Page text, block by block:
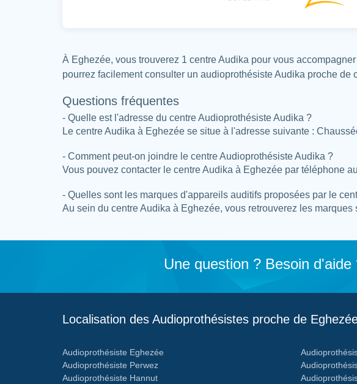
À Eghezée, vous trouverez 1 centre Audika pour vous
pourrez facilement consulter un audioprothésiste Audika proche de
Questions fréquentes
- Quelle est l'adresse du centre Audioprothésiste Audika ?
Le centre Audika à Eghezée se situe à l'adresse suivante :
- Comment peut-on joindre le centre Audioprothésiste Audika ?
Vous pouvez contacter le centre Audika à Eghezée par téléphone
- Quelles sont les marques d'appareils auditifs proposées par le
Au sein du centre Audika à Eghezée, vous retrouverez les marques
Une question ? Besoin d'aide
Localisation des Audioprothésistes proche de
Audioprothésiste Eghezée
Audioprothésiste Perwez
Audioprothésiste Hannut